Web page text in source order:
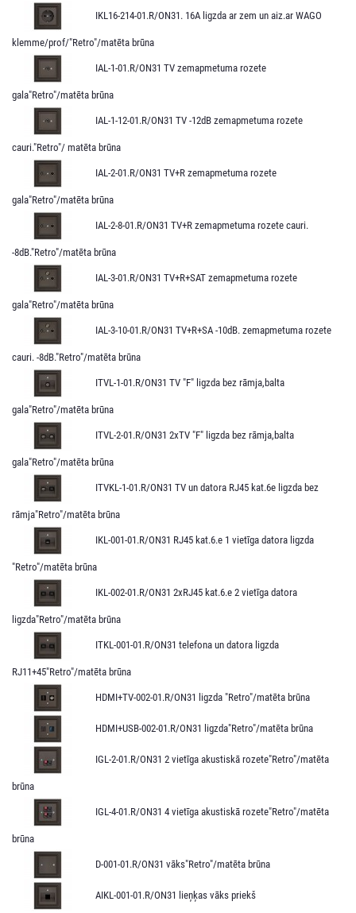
IKL16-214-01.R/ON31. 16A ligzda ar zem un aiz.ar WAGO
klemme/prof/"Retro"/matēta brūna
IAL-1-01.R/ON31 TV zemapmetuma rozete
gala"Retro"/matēta brūna
IAL-1-12-01.R/ON31 TV -12dB zemapmetuma rozete
cauri."Retro"/ matēta brūna
IAL-2-01.R/ON31 TV+R zemapmetuma rozete
gala"Retro"/matēta brūna
IAL-2-8-01.R/ON31 TV+R zemapmetuma rozete cauri.
-8dB."Retro"/matēta brūna
IAL-3-01.R/ON31 TV+R+SAT zemapmetuma rozete
gala"Retro"/matēta brūna
IAL-3-10-01.R/ON31 TV+R+SA -10dB. zemapmetuma rozete
cauri. -8dB."Retro"/matēta brūna
ITVL-1-01.R/ON31 TV "F" ligzda bez rāmja,balta
gala"Retro"/matēta brūna
ITVL-2-01.R/ON31 2xTV "F" ligzda bez rāmja,balta
gala"Retro"/matēta brūna
ITVKL-1-01.R/ON31 TV un datora RJ45 kat.6e ligzda bez
rāmja"Retro"/matēta brūna
IKL-001-01.R/ON31 RJ45 kat.6.e 1 vietīga datora ligzda
"Retro"/matēta brūna
IKL-002-01.R/ON31 2xRJ45 kat.6.e 2 vietīga datora
ligzda"Retro"/matēta brūna
ITKL-001-01.R/ON31 telefona un datora ligzda
RJ11+45"Retro"/matēta brūna
HDMI+TV-002-01.R/ON31 ligzda "Retro"/matēta brūna
HDMI+USB-002-01.R/ON31 ligzda"Retro"/matēta brūna
IGL-2-01.R/ON31 2 vietīga akustiskā rozete"Retro"/matēta
brūna
IGL-4-01.R/ON31 4 vietīga akustiskā rozete"Retro"/matēta
brūna
D-001-01.R/ON31 vāks"Retro"/matēta brūna
AIKL-001-01.R/ON31 lieņķas vāks priekš